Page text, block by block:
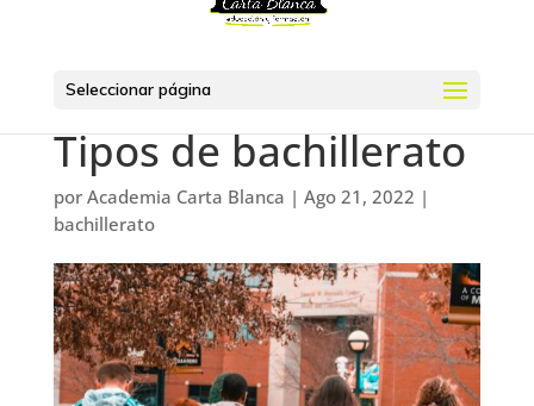
Seleccionar página
Tipos de bachillerato
por Academia Carta Blanca | Ago 21, 2022 |
bachillerato